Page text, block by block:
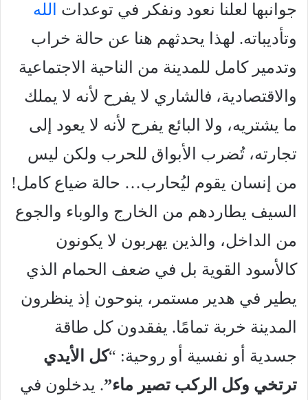
جوانبها لعلنا نعود ونفكر في توعدات
الله
وتأديباته. لهذا يحدثهم هنا عن حالة خراب
وتدمير كامل للمدينة من الناحية الاجتماعية
والاقتصادية، فالشاري لا يفرح لأنه لا يملك
ما يشتريه، ولا البائع يفرح لأنه لا يعود إلى
تجارته، تُضرب الأبواق للحرب ولكن ليس
من إنسان يقوم ليُحارب… حالة ضياع كامل!
السيف يطاردهم من الخارج والوباء والجوع
من الداخل، والذين يهربون لا يكونون
كالأسود القوية بل في ضعف الحمام الذي
يطير في هدير مستمر، ينوحون إذ ينظرون
المدينة خربة تمامًا. يفقدون كل طاقة
جسدية أو نفسية أو روحية: “كل الأيدي
ترتخي وكل الركب تصير ماء”. يدخلون في